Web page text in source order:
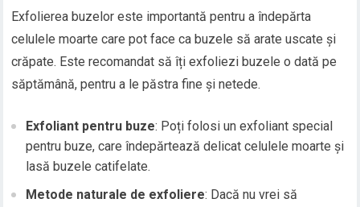
Exfolierea buzelor este importantă pentru a îndepărta
celulele moarte care pot face ca buzele să arate uscate și
crăpate. Este recomandat să îți exfoliezi buzele o dată pe
săptămână, pentru a le păstra fine și netede.
Exfoliant pentru buze: Poți folosi un exfoliant special
pentru buze, care îndepărtează delicat celulele moarte și
lasă buzele catifelate.
Metode naturale de exfoliere: Dacă nu vrei să